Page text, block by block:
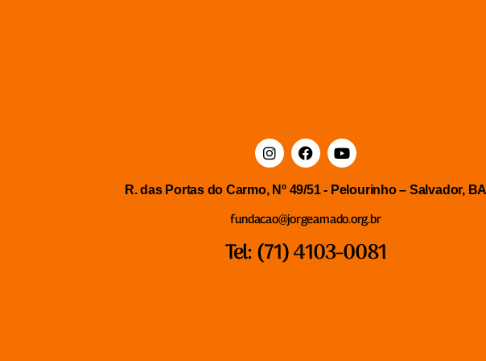
R. das Portas do Carmo, Nº 49/51 - Pelourinho – Salvador,
fundacao@jorgeamado.org.br
Tel: (71) 4103-0081